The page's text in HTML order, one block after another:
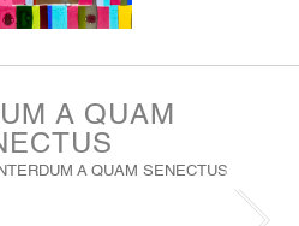
A QUAM
INTERDUM A QUAM SENECTUS